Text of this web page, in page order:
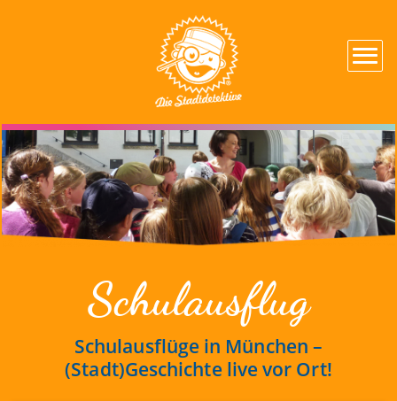
Schulausflug
Schulausflüge in München –
(Stadt)Geschichte live vor Ort!